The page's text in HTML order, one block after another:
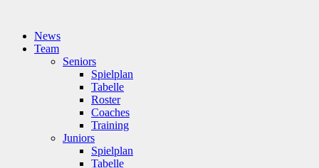
News
Team
Seniors
Spielplan
Tabelle
Roster
Coaches
Training
Juniors
Spielplan
Tabelle